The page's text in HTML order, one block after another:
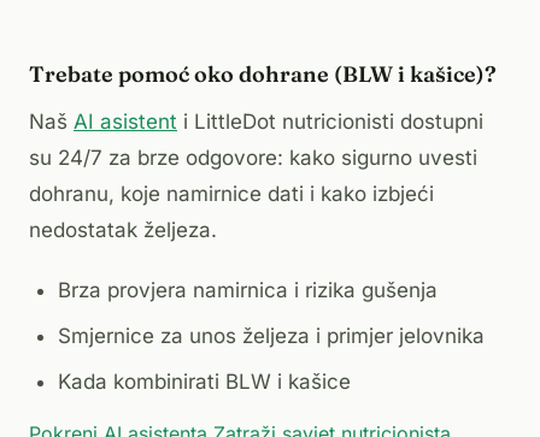
Trebate pomoć oko dohrane (BLW i kašice)?
Naš AI asistent i LittleDot nutricionisti dostupni
su 24/7 za brze odgovore: kako sigurno uvesti
dohranu, koje namirnice dati i kako izbjeći
nedostatak željeza.
Brza provjera namirnica i rizika gušenja
Smjernice za unos željeza i primjer jelovnika
Kada kombinirati BLW i kašice